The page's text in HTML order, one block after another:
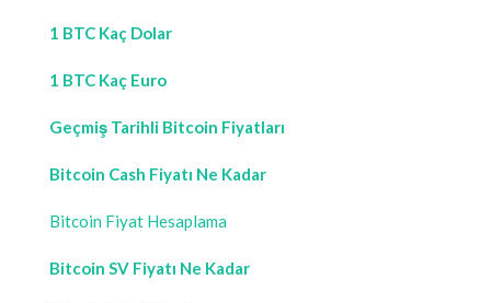
1 BTC Kaç Dolar
1 BTC Kaç Euro
Geçmiş Tarihli Bitcoin Fiyatları
Bitcoin Cash Fiyatı Ne Kadar
Bitcoin Fiyat Hesaplama
Bitcoin SV Fiyatı Ne Kadar